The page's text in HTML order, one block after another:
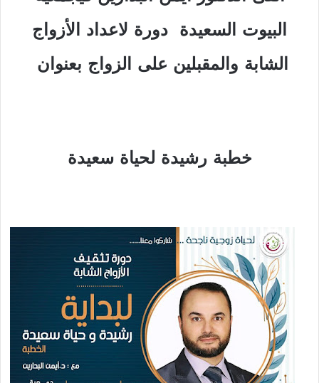
البيوت السعيدة دورة لاعداد الأزواج
الشابة والمقبلين على الزواج بعنوان
خطبة رشيدة لحياة سعيدة